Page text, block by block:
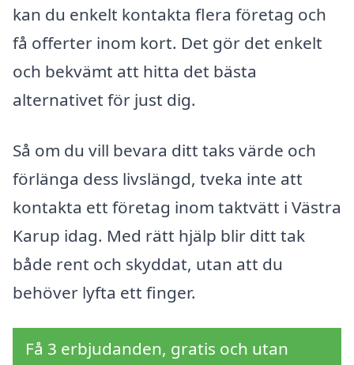
kan du enkelt kontakta flera företag och
få offerter inom kort. Det gör det enkelt
och bekvämt att hitta det bästa
alternativet för just dig.
Så om du vill bevara ditt taks värde och
förlänga dess livslängd, tveka inte att
kontakta ett företag inom taktvätt i Västra
Karup idag. Med rätt hjälp blir ditt tak
både rent och skyddat, utan att du
behöver lyfta ett finger.
Få 3 erbjudanden, gratis och utan